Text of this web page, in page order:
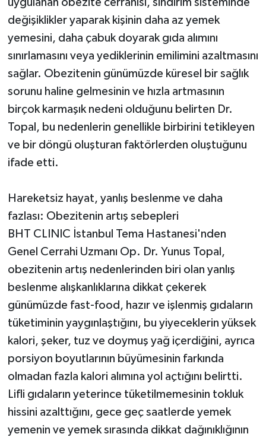
uygulanan obezite cerrahisi, sindirim sisteminde
değişiklikler yaparak kişinin daha az yemek
yemesini, daha çabuk doyarak gıda alımını
sınırlamasını veya yediklerinin emilimini azaltmasını
sağlar. Obezitenin günümüzde küresel bir sağlık
sorunu haline gelmesinin ve hızla artmasının
birçok karmaşık nedeni olduğunu belirten Dr.
Topal, bu nedenlerin genellikle birbirini tetikleyen
ve bir döngü oluşturan faktörlerden oluştuğunu
ifade etti.
Hareketsiz hayat, yanlış beslenme ve daha
fazlası: Obezitenin artış sebepleri
BHT CLINIC İstanbul Tema Hastanesi'nden
Genel Cerrahi Uzmanı Op. Dr. Yunus Topal,
obezitenin artış nedenlerinden biri olan yanlış
beslenme alışkanlıklarına dikkat çekerek
günümüzde fast-food, hazır ve işlenmiş gıdaların
tüketiminin yaygınlaştığını, bu yiyeceklerin yüksek
kalori, şeker, tuz ve doymuş yağ içerdiğini, ayrıca
porsiyon boyutlarının büyümesinin farkında
olmadan fazla kalori alımına yol açtığını belirtti.
Lifli gıdaların yeterince tüketilmemesinin tokluk
hissini azalttığını, gece geç saatlerde yemek
yemenin ve yemek sırasında dikkat dağınıklığının